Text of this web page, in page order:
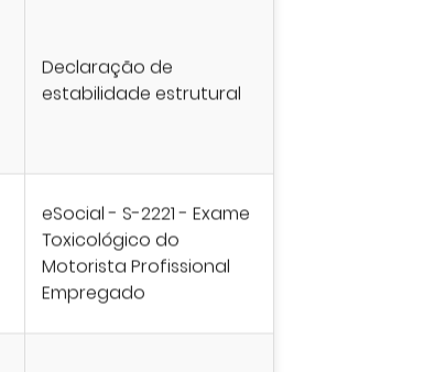
Declaração de
estabilidade estrutural
eSocial - S-2221 - Exame
Toxicológico do
Motorista Profissional
Empregado